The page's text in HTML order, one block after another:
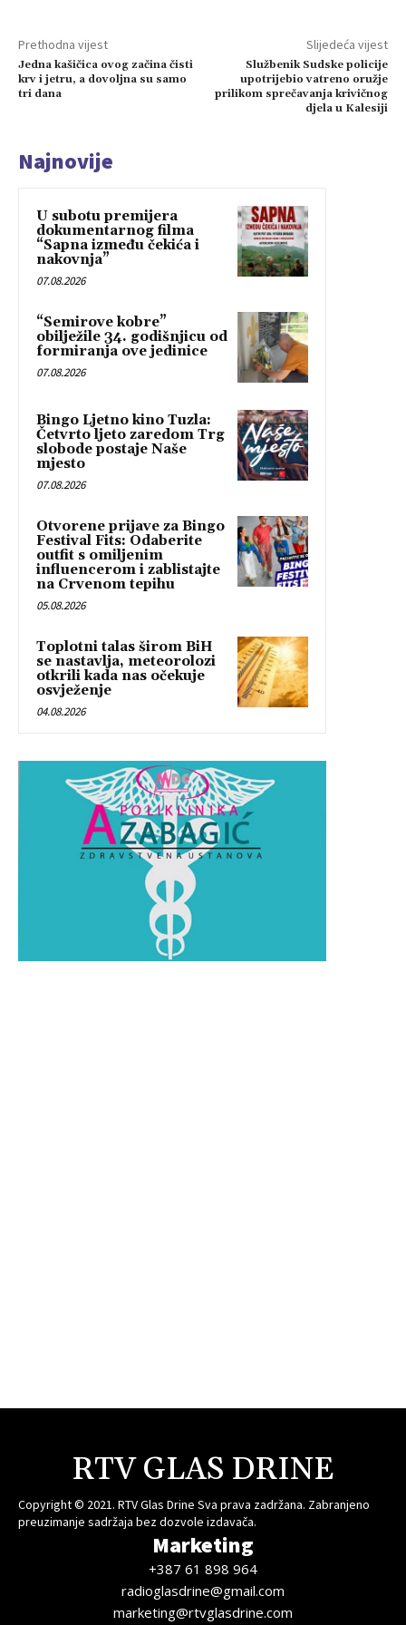
Prethodna vijest
Jedna kašičica ovog začina čisti
krv i jetru, a dovoljna su samo
tri dana
Slijedeća vijest
Službenik Sudske policije
upotrijebio vatreno oružje
prilikom sprečavanja krivičnog
djela u Kalesiji
Najnovije
U subotu premijera
dokumentarnog filma
“Sapna između čekića i
nakovnja”
07.08.2026
“Semirove kobre”
obilježile 34. godišnjicu od
formiranja ove jedinice
07.08.2026
Bingo Ljetno kino Tuzla:
Četvrto ljeto zaredom Trg
slobode postaje Naše
mjesto
07.08.2026
Otvorene prijave za Bingo
Festival Fits: Odaberite
outfit s omiljenim
influencerom i zablistajte
na Crvenom tepihu
05.08.2026
Toplotni talas širom BiH
se nastavlja, meteorolozi
otkrili kada nas očekuje
osvježenje
04.08.2026
RTV GLAS DRINE
Copyright © 2021. RTV Glas Drine Sva prava zadržana. Zabranjeno
preuzimanje sadržaja bez dozvole izdavača.
Marketing
+387 61 898 964
radioglasdrine@gmail.com
marketing@rtvglasdrine.com